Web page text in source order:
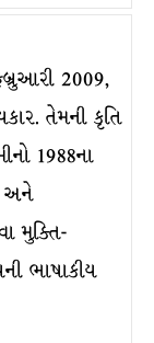
2009,
તેમની કૃતિ
1988ના
અને
મુક્તિ-
ભાષાકીય